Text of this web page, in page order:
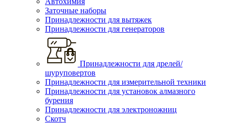
Заточные наборы
Принадлежности для вытяжек
Принадлежности для генераторов
Принадлежности для дрелей/
шуруповертов
Принадлежности для измерительной техники
Принадлежности для установок алмазного
бурения
Принадлежности для электроножниц
Скотч